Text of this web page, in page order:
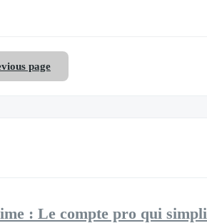
page
: Le compte pro qui